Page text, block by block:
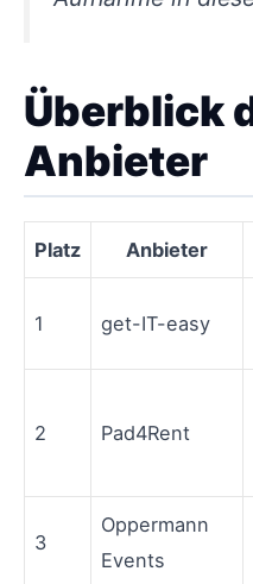
Überblick
Anbieter
Platz Anbieter
1 get-IT-easy
2 Pad4Rent
3
Oppermann
Events